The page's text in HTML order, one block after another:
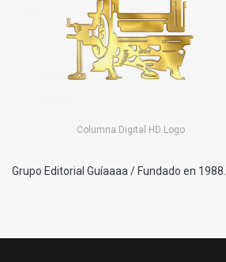
Columna Digital HD Logo
Grupo Editorial Guíaaaa / Fundado en 1988.